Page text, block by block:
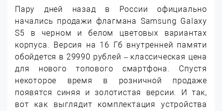
Пару дней назад в России официально
начались продажи флагмана Samsung Galaxy
S5 в черном и белом цветовых вариантах
корпуса. Версия на 16 Гб внутренней памяти
обойдется в 29990 рублей – классическая цена
для нового топового смартфона. Спустя
некоторое время в розничной продаже
появятся синяя и золотистая версии. И так,
вот как выглядит комплектация устройства